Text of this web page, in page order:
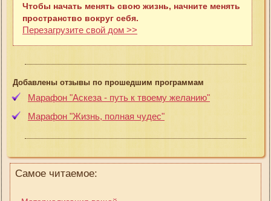
Чтобы начать менять свою жизнь, начните менять
пространство вокруг себя.
Перезагрузите свой дом >>
Добавлены отзывы по прошедшим программам
Марафон "Аскеза - путь к твоему желанию"
Марафон "Жизнь, полная чудес"
Самое читаемое: